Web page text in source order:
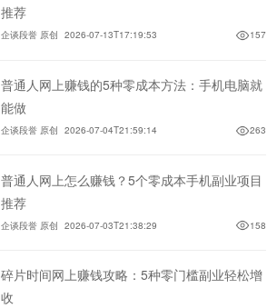
推荐
企谈段誉 原创 2026-07-13T17:19:53 157
普通人网上赚钱的5种零成本方法：手机电脑就
能做
企谈段誉 原创 2026-07-04T21:59:14 263
普通人网上怎么赚钱？5个零成本手机副业项目
推荐
企谈段誉 原创 2026-07-03T21:38:29 158
碎片时间网上赚钱攻略：5种零门槛副业轻松增
收